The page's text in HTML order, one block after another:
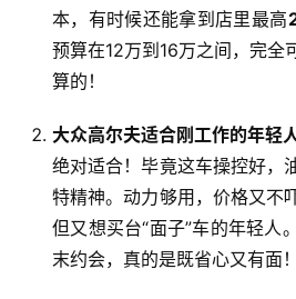
经
本，有时候还能拿到店里最高
预算在12万到16万之间，完全
算的！
大众高尔夫适合刚工作的年轻
绝对适合！毕竟这车操控好，
特精神。动力够用，价格又不
但又想买台“面子”车的年轻人
末约会，真的是既省心又有面！